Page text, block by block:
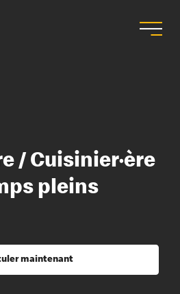
/ Cuisinier·ère
pleins
maintenant